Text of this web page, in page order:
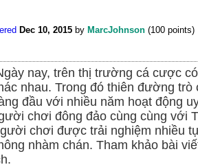
Dec 10, 2015 by MarcJohnson (100 points)
nay, trên thị trường cá cược
nhau. Trong đó thiên đường
đầu với nhiều năm hoạt động
chơi đông đảo cùng cùng với
chơi được trải nghiệm nhiều
nhàm chán. Tham khảo bài